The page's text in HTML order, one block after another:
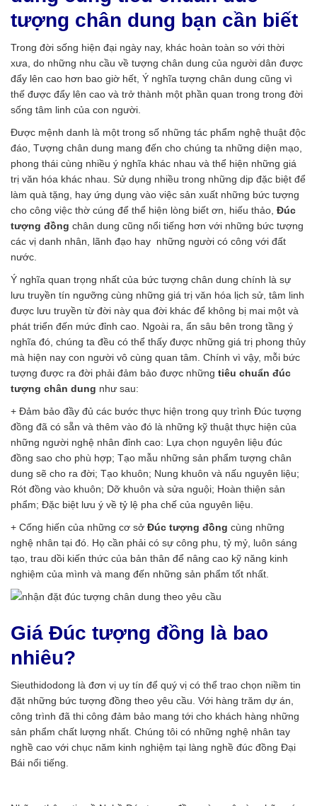
tượng chân dung bạn cần biết
Trong đời sống hiện đại ngày nay, khác hoàn toàn so với thời
xưa, do những nhu cầu về tượng chân dung của người dân được
đẩy lên cao hơn bao giờ hết, Ý nghĩa tượng chân dung cũng vì
thế được đẩy lên cao và trở thành một phần quan trong trong đời
sống tâm linh của con người.
Được mệnh danh là một trong số những tác phẩm nghệ thuật độc
đáo, Tượng chân dung mang đến cho chúng ta những diện mạo,
phong thái cùng nhiều ý nghĩa khác nhau và thể hiện những giá
trị văn hóa khác nhau. Sử dụng nhiều trong những dịp đặc biệt để
làm quà tặng, hay ứng dụng vào việc sản xuất những bức tượng
cho công việc thờ cúng để thể hiện lòng biết ơn, hiếu thảo, Đúc
tượng đồng chân dung cũng nổi tiếng hơn với những bức tượng
các vị danh nhân, lãnh đạo hay những người có công với đất
nước.
Ý nghĩa quan trọng nhất của bức tượng chân dung chính là sự
lưu truyền tín ngưỡng cùng những giá trị văn hóa lịch sử, tâm linh
được lưu truyền từ đời này qua đời khác để không bị mai một và
phát triển đến mức đỉnh cao. Ngoài ra, ẩn sâu bên trong tầng ý
nghĩa đó, chúng ta đều có thể thấy được những giá trị phong thủy
mà hiện nay con người vô cùng quan tâm. Chính vì vậy, mỗi bức
tượng được ra đời phải đảm bảo được những tiêu chuẩn đúc
tượng chân dung như sau:
+ Đảm bảo đầy đủ các bước thực hiện trong quy trình Đúc tượng
đồng đã có sẵn và thêm vào đó là những kỹ thuật thực hiện của
những người nghệ nhân đỉnh cao: Lựa chọn nguyên liệu đúc
đồng sao cho phù hợp; Tạo mẫu những sản phẩm tượng chân
dung sẽ cho ra đời; Tạo khuôn; Nung khuôn và nấu nguyên liệu;
Rót đồng vào khuôn; Dỡ khuôn và sửa nguội; Hoàn thiện sản
phẩm; Đặc biệt lưu ý về tỷ lệ pha chế của nguyên liệu.
+ Cống hiến của những cơ sở Đúc tượng đồng cùng những
nghệ nhân tại đó. Họ cần phải có sự công phu, tỷ mỷ, luôn sáng
tạo, trau dồi kiến thức của bản thân để nâng cao kỹ năng kinh
nghiệm của mình và mang đến những sản phẩm tốt nhất.
Giá Đúc tượng đồng là bao
nhiêu?
Sieuthidodong là đơn vị uy tín để quý vị có thể trao chọn niềm tin
đặt những bức tượng đồng theo yêu cầu. Với hàng trăm dự án,
công trình đã thi công đảm bảo mang tới cho khách hàng những
sản phẩm chất lượng nhất. Chúng tôi có những nghệ nhân tay
nghề cao với chục năm kinh nghiệm tại làng nghề đúc đồng Đại
Bái nổi tiếng.